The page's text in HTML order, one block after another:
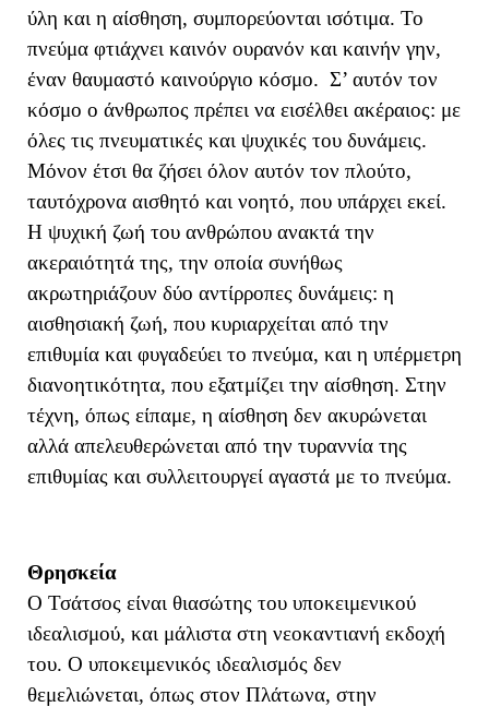
ύλη και η αίσθηση, συμπορεύονται ισότιμα. Το
πνεύμα φτιάχνει καινόν ουρανόν και καινήν γην,
έναν θαυμαστό καινούργιο κόσμο. Σ’ αυτόν τον
κόσμο ο άνθρωπος πρέπει να εισέλθει ακέραιος: με
όλες τις πνευματικές και ψυχικές του δυνάμεις.
Μόνον έτσι θα ζήσει όλον αυτόν τον πλούτο,
ταυτόχρονα αισθητό και νοητό, που υπάρχει εκεί.
Η ψυχική ζωή του ανθρώπου ανακτά την
ακεραιότητά της, την οποία συνήθως
ακρωτηριάζουν δύο αντίρροπες δυνάμεις: η
αισθησιακή ζωή, που κυριαρχείται από την
επιθυμία και φυγαδεύει το πνεύμα, και η υπέρμετρη
διανοητικότητα, που εξατμίζει την αίσθηση. Στην
τέχνη, όπως είπαμε, η αίσθηση δεν ακυρώνεται
αλλά απελευθερώνεται από την τυραννία της
επιθυμίας και συλλειτουργεί αγαστά με το πνεύμα.
Θρησκεία
Ο Τσάτσος είναι θιασώτης του υποκειμενικού
ιδεαλισμού, και μάλιστα στη νεοκαντιανή εκδοχή
του. Ο υποκειμενικός ιδεαλισμός δεν
θεμελιώνεται, όπως στον Πλάτωνα, στην